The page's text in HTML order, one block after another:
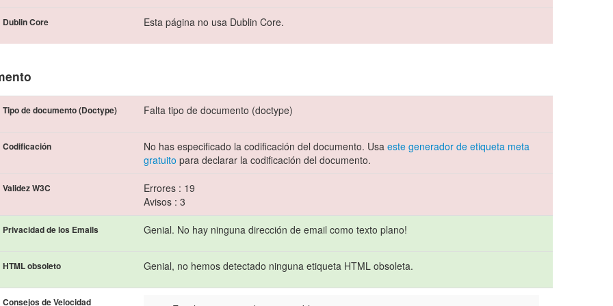
Dublin Core Esta página no usa Dublin Core.
Tipo de documento (Doctype) Falta tipo de documento (doctype)
Codificación No has especificado la codificación del documento. Usa este generador de etiqueta meta
gratuito para declarar la codificación del documento.
Validez W3C
Errores : 19
Avisos : 3
Privacidad de los Emails Genial. No hay ninguna dirección de email como texto plano!
HTML obsoleto Genial, no hemos detectado ninguna etiqueta HTML obsoleta.
Consejos de Velocidad